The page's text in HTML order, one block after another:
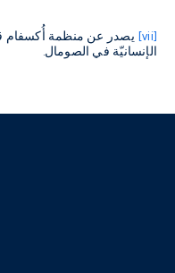
[vii]يصدر عن منظمة أُكسفام
الإنسانيّة في الصومال.